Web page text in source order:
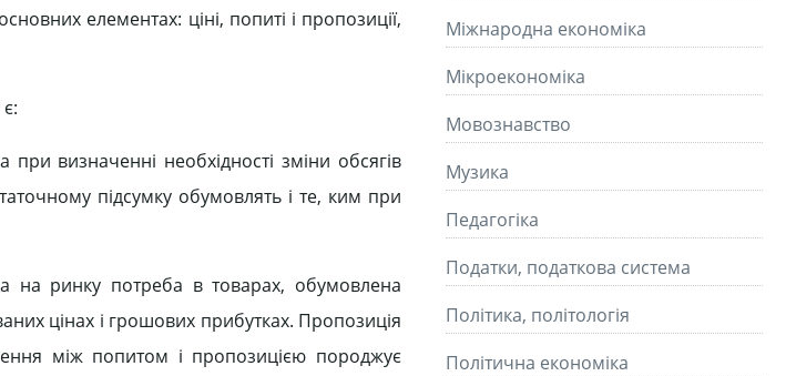
елементах: ціні, попиті і пропозиції,
визначенні необхідності зміни обсягів
підсумку обумовлять і те, ким при
ринку потреба в товарах, обумовлена
цінах і грошових прибутках. Пропозиція
між попитом і пропозицією породжує
Міжнародна економіка
Мікроекономіка
Мовознавство
Музика
Педагогіка
Податки, податкова система
Політика, політологія
Політична економіка